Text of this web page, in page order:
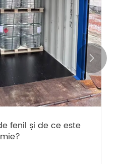
fenil și de ce este
